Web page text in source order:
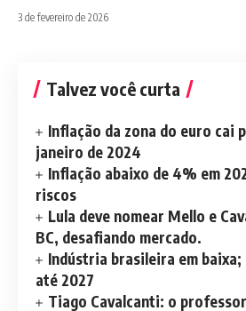
3 de fevereiro de 2026
Talvez você curta
Inflação da zona do euro cai
janeiro de 2024
Inflação abaixo de 4% em
riscos
Lula deve nomear Mello e
BC, desafiando mercado.
Indústria brasileira em baixa;
até 2027
Tiago Cavalcanti: o